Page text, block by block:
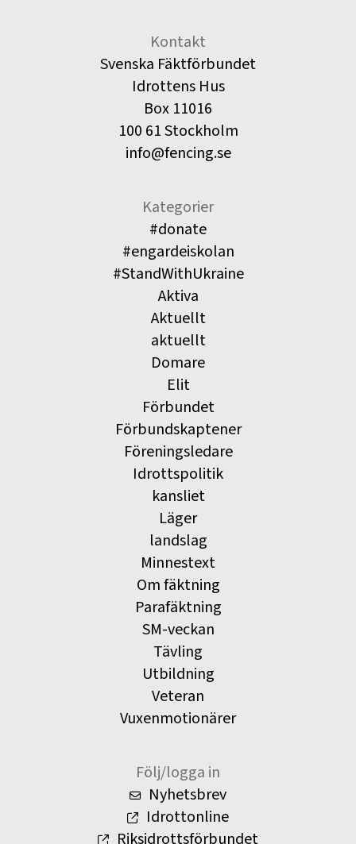
Kontakt
Svenska Fäktförbundet
Idrottens Hus
Box 11016
100 61 Stockholm
info@fencing.se
Kategorier
#donate
#engardeiskolan
#StandWithUkraine
Aktiva
Aktuellt
aktuellt
Domare
Elit
Förbundet
Förbundskaptener
Föreningsledare
Idrottspolitik
kansliet
Läger
landslag
Minnestext
Om fäktning
Parafäktning
SM-veckan
Tävling
Utbildning
Veteran
Vuxenmotionärer
Följ/logga in
Nyhetsbrev
Idrottonline
Riksidrottsförbundet